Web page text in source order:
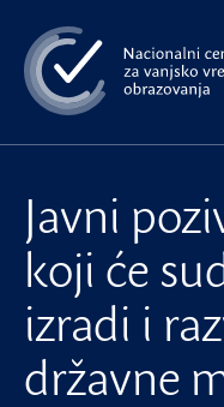
na
glavni
sadržaj
Javni
koji će
izradi i
državne